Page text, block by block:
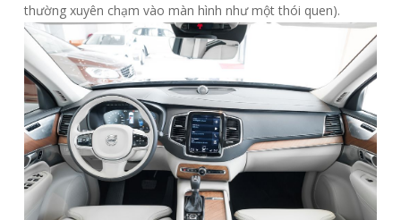
thường xuyên chạm vào màn hình như một thói quen).